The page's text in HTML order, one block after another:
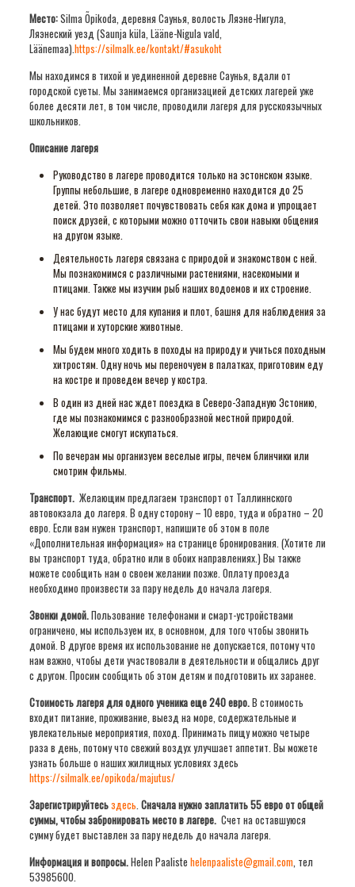
Место:Silma Õpikoda, деревня Саунья, волость Ляэне-Нигула,
Ляэнеский уезд (Saunja küla, Lääne-Nigula vald,
Läänemaa). https://silmalk.ee/kontakt/#asukoht
Мы находимся в тихой и уединенной деревне Саунья, вдали от
городской суеты. Мы занимаемся организацией детских лагерей уже
более десяти лет, в том числе, проводили лагеря для русскоязычных
школьников.
Описание лагеря
Руководство в лагере проводится только на эстонском языке.
Группы небольшие, в лагере одновременно находится до 25
детей. Это позволяет почувствовать себя как дома и упрощает
поиск друзей, с которыми можно отточить свои навыки общения
на другом языке.
Деятельность лагеря связана с природой и знакомством с ней.
Мы познакомимся с различными растениями, насекомыми и
птицами. Также мы изучим рыб наших водоемов и их строение.
У нас будут место для купания и плот, башня для наблюдения за
птицами и хуторские животные.
Мы будем много ходить в походы на природу и учиться походным
хитростям. Одну ночь мы переночуем в палатках, приготовим еду
на костре и проведем вечер у костра.
В один из дней нас ждет поездка в Северо-Западную Эстонию,
где мы познакомимся с разнообразной местной природой.
Желающие смогут искупаться.
По вечерам мы организуем веселые игры, печем блинчики или
смотрим фильмы.
Транспорт. Желающим предлагаем транспорт от Таллиннского
автовокзала до лагеря. В одну сторону – 10 евро, туда и обратно – 20
евро. Если вам нужен транспорт, напишите об этом в поле
«Дополнительная информация» на странице бронирования. (Хотите ли
вы транспорт туда, обратно или в обоих направлениях.) Вы также
можете сообщить нам о своем желании позже. Оплату проезда
необходимо произвести за пару недель до начала лагеря.
Звонки домой.Пользование телефонами и смарт-устройствами
ограничено, мы используем их, в основном, для того чтобы звонить
домой. В другое время их использование не допускается, потому что
нам важно, чтобы дети участвовали в деятельности и общались друг
с другом. Просим сообщить об этом детям и подготовить их заранее.
Стоимость лагеря для одного ученика еще 240 евро.В стоимость
входит питание, проживание, выезд на море, содержательные и
увлекательные мероприятия, поход. Принимать пищу можно четыре
раза в день, потому что свежий воздух улучшает аппетит. Вы можете
узнать больше о наших жилищных условиях здесь
https://silmalk.ee/opikoda/majutus/
Зарегистрируйтесьздесь Сначала нужно заплатить55евро от общей
суммы, чтобы забронировать место в лагере. Счет на оставшуюся
сумму будет выставлен за пару недель до начала лагеря.
Информация и вопросы.Helen Paaliste helenpaaliste@gmail.com, тел
53985600.